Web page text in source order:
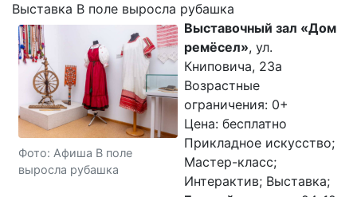
Выставка В поле выросла рубашка
Фото: Афиша В поле
выросла рубашка
Выставочный зал «Дом
ремёсел», ул.
Книповича, 23а
Возрастные
ограничения: 0+
Цена: бесплатно
Прикладное искусство;
Мастер-класс;
Интерактив; Выставка;